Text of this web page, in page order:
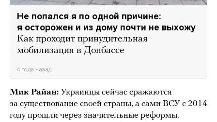
Не попался я по одной причине:
я осторожен и из дому почти не выхожу
Как проходит принудительная
мобилизация в Донбассе
4 года назад
Мик Райан: Украинцы сейчас сражаются
за существование своей страны, а сами ВСУ с 2014
году прошли через значительные реформы.